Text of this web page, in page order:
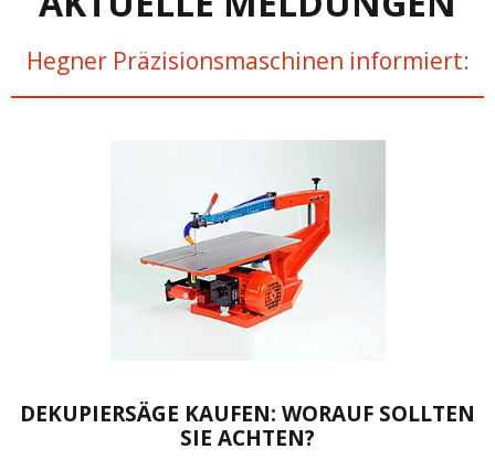
Hegner Präzisionsmaschinen informiert:
DEKUPIERSÄGE KAUFEN: WORAUF SOLLTEN
SIE ACHTEN?